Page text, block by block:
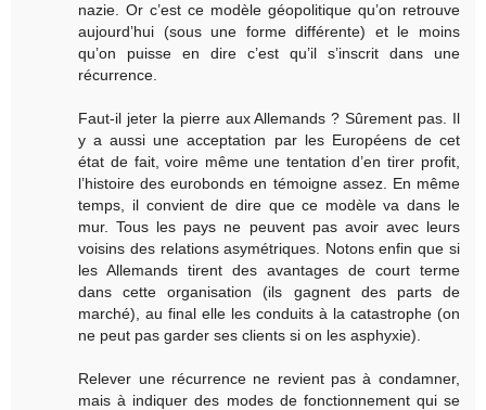
nazie. Or c’est ce modèle géopolitique qu’on retrouve
aujourd’hui (sous une forme différente) et le moins
qu’on puisse en dire c’est qu’il s’inscrit dans une
récurrence.
Faut-il jeter la pierre aux Allemands ? Sûrement pas. Il
y a aussi une acceptation par les Européens de cet
état de fait, voire même une tentation d’en tirer profit,
l’histoire des eurobonds en témoigne assez. En même
temps, il convient de dire que ce modèle va dans le
mur. Tous les pays ne peuvent pas avoir avec leurs
voisins des relations asymétriques. Notons enfin que si
les Allemands tirent des avantages de court terme
dans cette organisation (ils gagnent des parts de
marché), au final elle les conduits à la catastrophe (on
ne peut pas garder ses clients si on les asphyxie).
Relever une récurrence ne revient pas à condamner,
mais à indiquer des modes de fonctionnement qui se